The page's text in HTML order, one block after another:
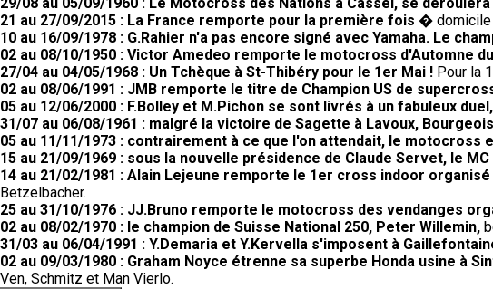
29/08 au 05/09/1960 : Le Motocross des Nations à Cassel, se
21 au 27/09/2015 : La France remporte pour la première fois � domicile
10 au 16/09/1978 : G.Rahier n'a pas encore signé avec Yamaha. Le
02 au 08/10/1950 : Victor Amedeo remporte le motocross d'Automne du
27/04 au 04/05/1968 : Un Tchèque à St-Thibéry pour le 1er Mai ! Pour la
02 au 08/06/1991 : JMB remporte le titre de Champion US de
05 au 12/06/2000 : F.Bolley et M.Pichon se sont livrés à un fabuleux
31/07 au 06/08/1961 : malgré la victoire de Sagette à Lavoux,
05 au 11/11/1973 : contrairement à ce que l'on attendait, le motocross
15 au 21/09/1969 : sous la nouvelle présidence de Claude Servet, le MC
14 au 21/02/1981 : Alain Lejeune remporte le 1er cross indoor organisé
Betzelbacher.
25 au 31/10/1976 : JJ.Bruno remporte le motocross des vendanges
02 au 08/02/1970 : le champion de Suisse National 250, Peter Willemin,
31/03 au 06/04/1991 : Y.Demaria et Y.Kervella s'imposent à
02 au 09/03/1980 : Graham Noyce étrenne sa superbe Honda usine à
Ven, Schmitz et Man Vierlo.